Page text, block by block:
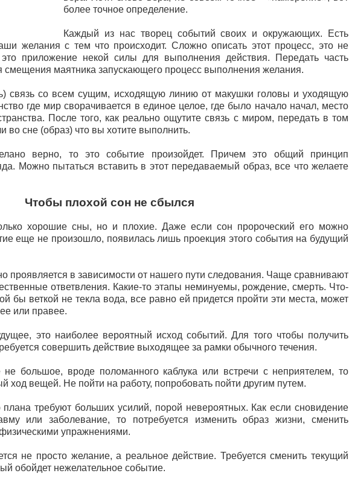
более точное определение.
Каждый из нас творец событий своих и окружающих. Есть
желания с тем что происходит. Сложно описать этот процесс, это не
приложение некой силы для выполнения действия. Передать часть
смещения маятника запускающего процесс выполнения желания.
связь со всем сущим, исходящую линию от макушки головы и уходящую
где мир сворачивается в единое целое, где было начало начал, место
После того, как реально ощутите связь с миром, передать в том
во сне (образ) что вы хотите выполнить.
верно, то это событие произойдет. Причем это общий принцип
Можно пытаться вставить в этот передаваемый образ, все что желаете
Чтобы плохой сон не сбылся
хорошие сны, но и плохие. Даже если сон пророческий его можно
еще не произошло, появилась лишь проекция этого события на будущий
проявляется в зависимости от нашего пути следования. Чаще сравнивают
ответвления. Какие-то этапы неминуемы, рождение, смерть. Что-
бы веткой не текла вода, все равно ей придется пройти эти места, может
или правее.
это наиболее вероятный исход событий. Для того чтобы получить
совершить действие выходящее за рамки обычного течения.
большое, вроде поломанного каблука или встречи с неприятелем, то
ход вещей. Не пойти на работу, попробовать пойти другим путем.
требуют больших усилий, порой невероятных. Как если сновидение
или заболевание, то потребуется изменить образ жизни, сменить
упражнениями.
не просто желание, а реальное действие. Требуется сменить текущий
обойдет нежелательное событие.